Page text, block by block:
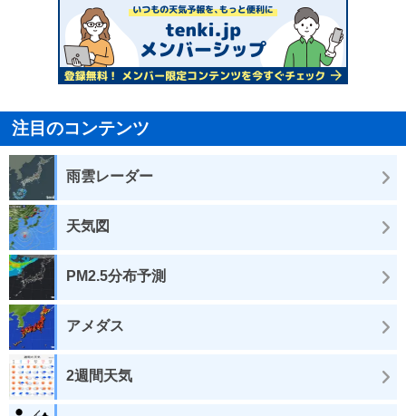
注目のコンテンツ
雨雲レーダー
天気図
PM2.5分布予測
アメダス
2週間天気